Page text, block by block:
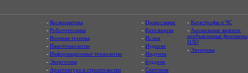
- Космонавтика
- Робототехника
- Военная техника
- Нанотехнологии
- Информационные технологии
- Энергетика
- Архитектура и строительство
-Православие
-Католицизм
-Ислам
-Иудаизм
-Индуизм
-Буддизм
-Синтоизм
- Катастрофы и ЧС
- Аномальные явления,
необъяснимые феномены,
НЛО
- Эзотерика